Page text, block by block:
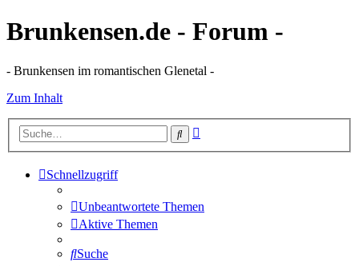
Brunkensen.de - Forum -
- Brunkensen im romantischen Glenetal -
Zum Inhalt
Suche
Schnellzugriff
Unbeantwortete Themen
Aktive Themen
Suche